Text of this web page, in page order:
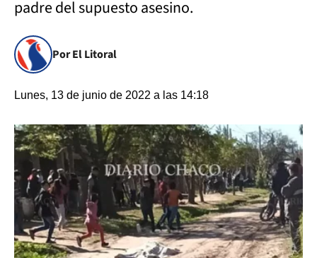
padre del supuesto asesino.
Por El Litoral
Lunes, 13 de junio de 2022 a las 14:18